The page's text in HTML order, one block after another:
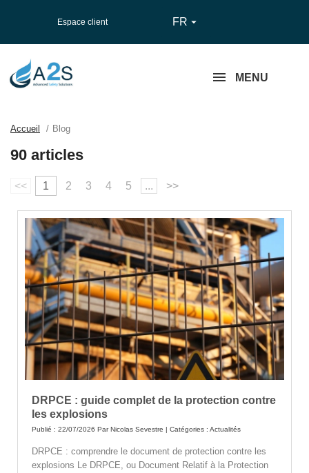
Espace client FR 
MENU
Accueil Blog
90 articles
<< 1 2 3 4 5 ... >>
DRPCE : guide complet de la protection contre
les explosions
Publié : 22/07/2026 ParNicolas Sevestre | Catégories : Actualités
DRPCE : comprendre le document de protection contre les
explosions Le DRPCE, ou Document Relatif à la Protection